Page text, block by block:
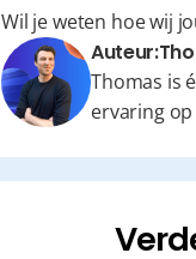
Wil je weten hoe wij
Auteur:
Thomas is
ervaring